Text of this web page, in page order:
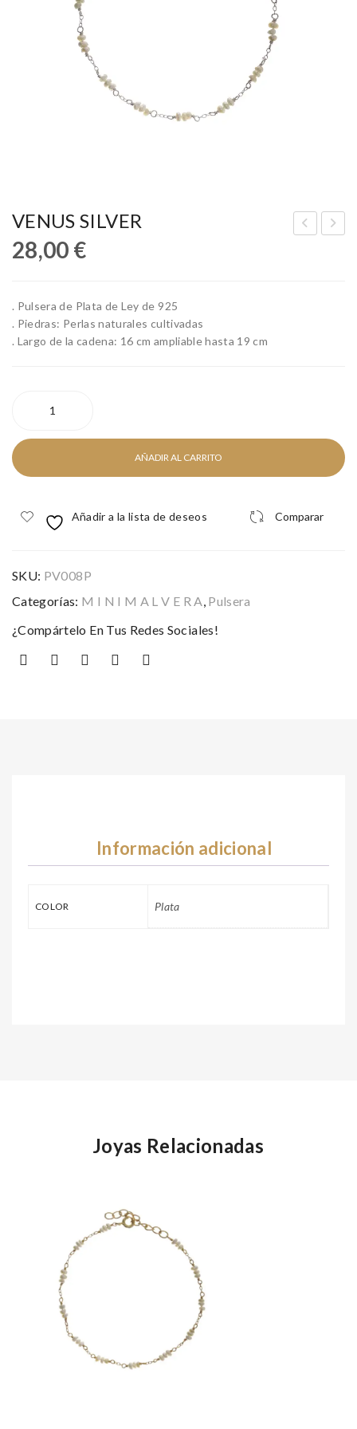
VENUS SILVER
28,00 €
. Pulsera de Plata de Ley de 925
. Piedras: Perlas naturales cultivadas
. Largo de la cadena: 16 cm ampliable hasta 19 cm
SILVER
AÑADIR AL CARRITO
Añadir a la lista de deseos Comparar
SKU: PV008P
Categorías: M I N I M A L V E R A, Pulsera
¿Compártelo En Tus Redes Sociales!
Información adicional
COLOR Plata
Joyas Relacionadas